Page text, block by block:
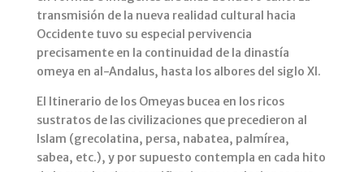
transmisión de la nueva realidad cultural hacia
Occidente tuvo su especial pervivencia
precisamente en la continuidad de la dinastía
omeya en al-Andalus, hasta los albores del siglo XI.
El Itinerario de los Omeyas bucea en los ricos
sustratos de las civilizaciones que precedieron al
Islam (grecolatina, persa, nabatea, palmírea,
sabea, etc.), y por supuesto contempla en cada hito